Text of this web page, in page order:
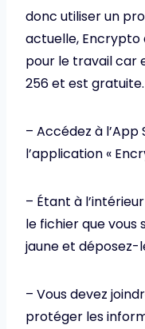
donc utiliser un
actuelle,
pour le travail car
256 et est gratuite.
– Accédez à
l’application «
– Étant à
le fichier que vous
jaune et déposez-
– Vous devez
protéger les